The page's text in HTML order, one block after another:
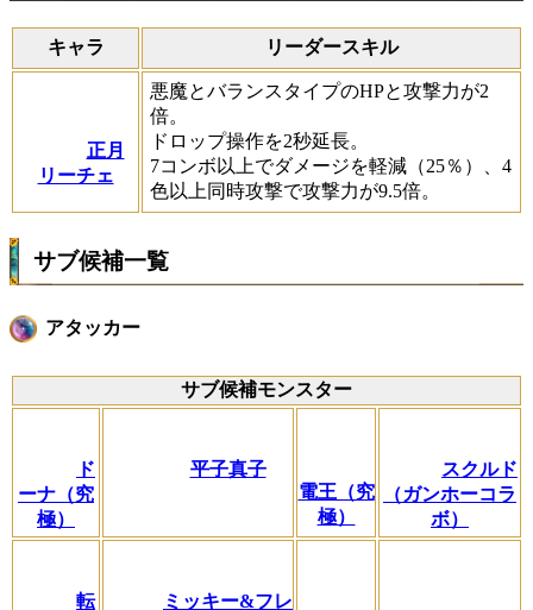
キャラ リーダースキル
正月
リーチェ
悪魔とバランスタイプのHPと攻撃力が2
倍。
ドロップ操作を2秒延長。
7コンボ以上でダメージを軽減（25％）、4
色以上同時攻撃で攻撃力が9.5倍。
サブ候補一覧
アタッカー
サブ候補モンスター
ド
ーナ（究
極）
平子真子
電王（究
極）
スクルド
（ガンホーコラ
ボ）
転 ミッキー&フレ